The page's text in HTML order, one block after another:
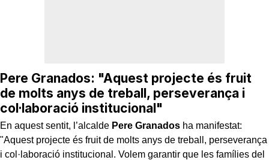
Pere Granados: "Aquest projecte és fruit
de molts anys de treball, perseverança i
col·laboració institucional"
En aquest sentit, l’alcalde Pere Granados ha manifestat:
"Aquest projecte és fruit de molts anys de treball, perseverança
i col·laboració institucional. Volem garantir que les famílies del